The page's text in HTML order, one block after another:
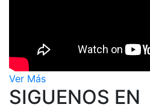
Ver Más
SIGUENOS EN